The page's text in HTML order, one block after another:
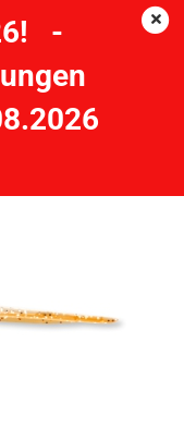
-
Stück - 10cm white-